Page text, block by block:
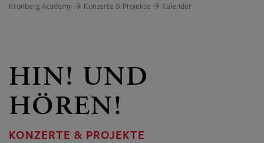
Kronberg Academy Konzerte & Projekte Kalender
HIN! UND
HÖREN!
KONZERTE & PROJEKTE